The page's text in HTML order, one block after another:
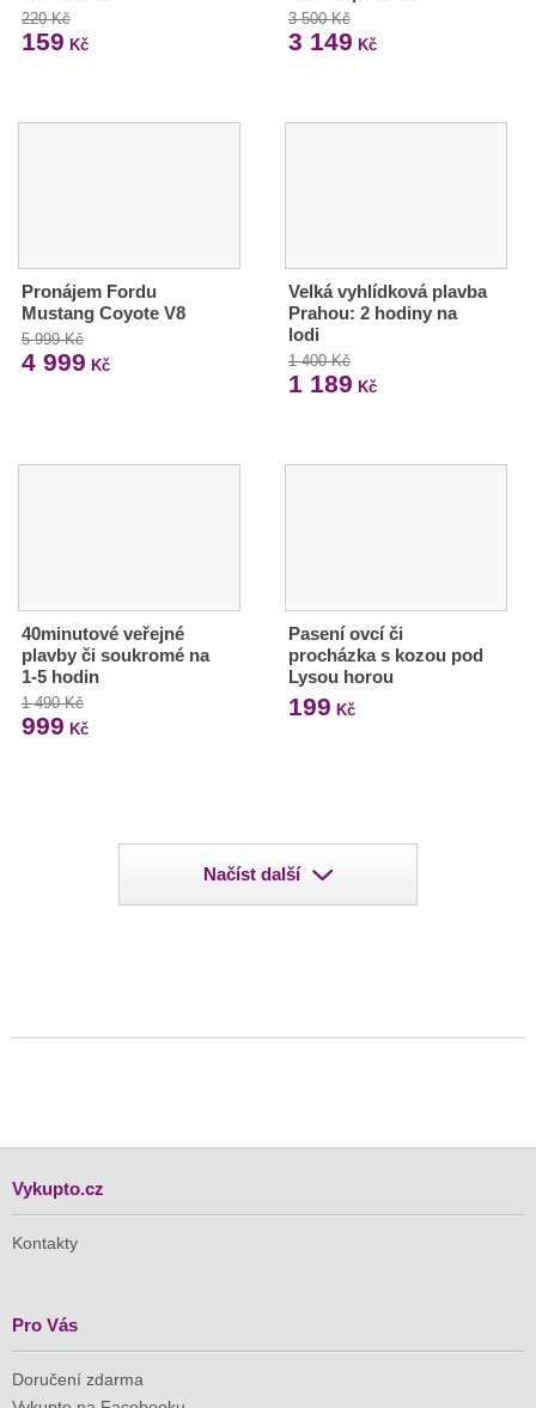
220 Kč
159 Kč
3 500 Kč
3 149 Kč
Pronájem Fordu
Mustang Coyote V8
5 999 Kč
4 999 Kč
Velká vyhlídková plavba
Prahou: 2 hodiny na
lodi
1 400 Kč
1 189 Kč
40minutové veřejné
plavby či soukromé na
1-5 hodin
1 490 Kč
999 Kč
Pasení ovcí či
procházka s kozou pod
Lysou horou
199 Kč
Načíst další
Vykupto.cz
Kontakty
Pro Vás
Doručení zdarma